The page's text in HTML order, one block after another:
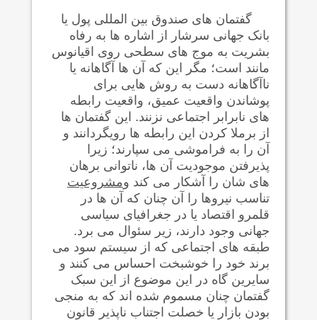
گفتمان های صندوق بین المللی پول يا
بانک جهانی سرشار از اشاره ها به رفاه
بشريت به موج های سطحی روی اقیانوس
مانند است؛ مگر اين که آن ها آگاهانه یا
ناآگاهانه دست به روش هایی برای
پوشاندن واقعيت عميق، واقعيت رابطه
های نابرابر اجتماعی نزنند. اين گفتمان ها
از برملا کردن اين رابطه ها رویگردانند و
آن را به فراموشی می سپارند؛ زيرا
پذيرفتن موجوديت آن ها، ناتوانی برهان
های شان را آشکار می کند ومشروعيت
تناسب نيروها را آن چنان که آن ها در
قلمرو اقتصاد يا در جغرافيای سیاسی
جهانی وجود دارند، زیر سئوال می برد.
طبقه های اجتماعی که از سیستم سود می
برند خود را خوشبخت احساس می کنند و
سایرین گاه در اين موضوع از اين سبک
گفتمان چنان مسموم شده اند که به منجی
بودن بازار يا خصلت اجتناب ناپذير قانون